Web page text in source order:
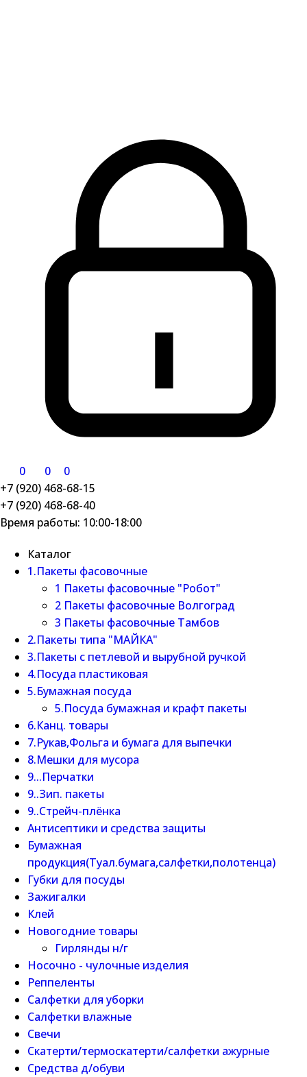
0 0
0
+7 (920) 468-68-15
+7 (920) 468-68-40
Время работы: 10:00-18:00
Каталог
1.Пакеты фасовочные
1 Пакеты фасовочные "Робот"
2 Пакеты фасовочные Волгоград
3 Пакеты фасовочные Тамбов
2.Пакеты типа "МАЙКА"
3.Пакеты с петлевой и вырубной ручкой
4.Посуда пластиковая
5.Бумажная посуда
5.Посуда бумажная и крафт пакеты
6.Канц. товары
7.Рукав,Фольга и бумага для выпечки
8.Мешки для мусора
9...Перчатки
9..Зип. пакеты
9..Стрейч-плёнка
Антисептики и средства защиты
Бумажная
продукция(Туал.бумага,салфетки,полотенца)
Губки для посуды
Зажигалки
Клей
Новогодние товары
Гирлянды н/г
Носочно - чулочные изделия
Реппеленты
Салфетки для уборки
Салфетки влажные
Свечи
Скатерти/термоскатерти/салфетки ажурные
Средства д/обуви